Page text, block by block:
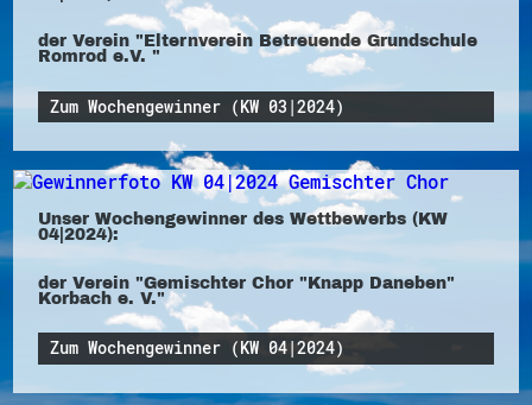
der Verein "Elternverein Betreuende Grundschule
Romrod e.V. "
Zum Wochengewinner (KW 03|2024)
Unser Wochengewinner des Wettbewerbs (KW
04|2024):
der Verein "Gemischter Chor "Knapp Daneben"
Korbach e. V."
Zum Wochengewinner (KW 04|2024)